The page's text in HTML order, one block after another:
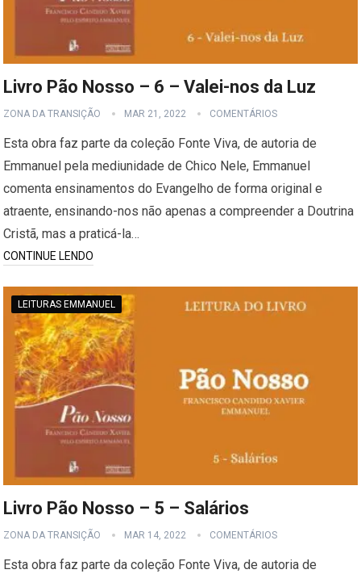
Livro Pão Nosso – 6 – Valei-nos da Luz
ZONA DA TRANSIÇÃO MAR 21, 2022 COMENTÁRIOS
Esta obra faz parte da coleção Fonte Viva, de autoria de
Emmanuel pela mediunidade de Chico Nele, Emmanuel
comenta ensinamentos do Evangelho de forma original e
atraente, ensinando-nos não apenas a compreender a Doutrina
Cristã, mas a praticá-la…
CONTINUE LENDO
LEITURAS EMMANUEL
Livro Pão Nosso – 5 – Salários
ZONA DA TRANSIÇÃO MAR 14, 2022 COMENTÁRIOS
Esta obra faz parte da coleção Fonte Viva, de autoria de